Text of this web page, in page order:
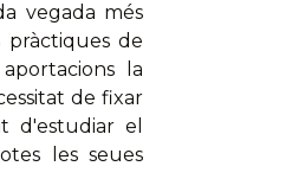
vegada més
pràctiques de
la
de fixar
d'estudiar el
les seues